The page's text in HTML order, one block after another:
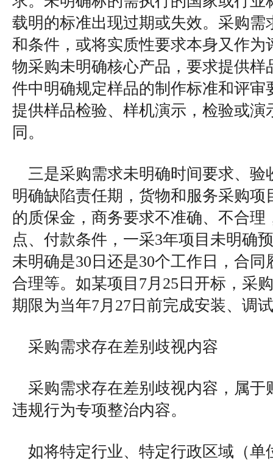
载明的标准出现过期或失效。采购需
和条件，或将实质性要求本身又作为
物采购未明确核心产品，要求提供样
件中明确规定样品的制作标准和评审
提供样品检验、样机演示，检验或演
同。
三是采购需求未明确时间要求、验
明确缺陷责任期，货物和服务采购项
的质保金，商务要求不准确、不合理
点、付款条件，一采3年项目未明确
未明确是30日还是30个工作日，合
合理等。如某项目7月25日开标，采
期限为当年7月27日前完成安装、调
采购需求存在差别歧视内容
采购需求存在差别歧视内容，属于
违规行为专项整治内容。
如将特定行业、特定行政区域（单